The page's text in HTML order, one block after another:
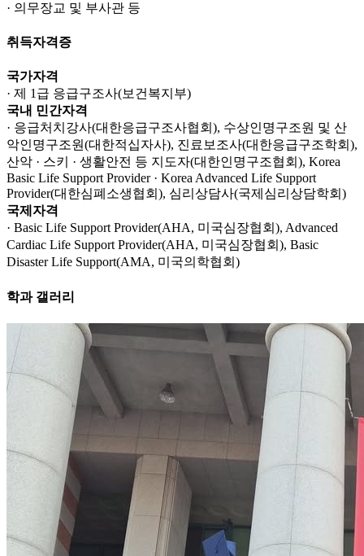
· 의무장교 및 부사관 등
취득자격증
국가자격
· 제 1급 응급구조사(보건복지부)
국내 민간자격
· 응급처치강사(대한응급구조사협회), 수상인명구조원 및 산
악인명구조원(대한적십자사), 진료보조사(대한응급구조학회),
산악 · 스키 · 생활안전 등 지도자(대한인명구조협회), Korea
Basic Life Support Provider · Korea Advanced Life Support
Provider(대한심폐소생협회), 심리상담사(국제심리상담학회)
국제자격
· Basic Life Support Provider(AHA, 미국심장협회), Advanced
Cardiac Life Support Provider(AHA, 미국심장협회), Basic
Disaster Life Support(AMA, 미국의학협회)
학과 갤러리